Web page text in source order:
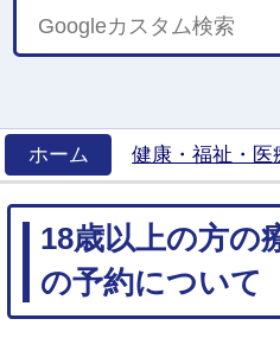
ホーム
健康・福祉・医
18歳以上の方の
の予約について